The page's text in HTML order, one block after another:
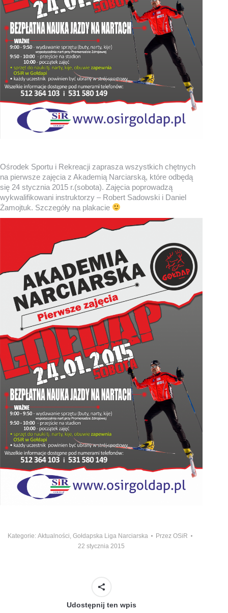
Ośrodek Sportu i Rekreacji zaprasza wszystkich chętnych
na pierwsze zajęcia z Akademią Narciarską, które odbędą
się 24 stycznia 2015 r.(sobota). Zajęcia poprowadzą
wykwalifikowani instruktorzy – Robert Sadowski i Daniel
Żamojtuk. Szczegóły na plakacie
Kategorie: Aktualności Gołdapska Liga Narciarska Przez OSiR
22 stycznia 2015
Udostępnij ten wpis